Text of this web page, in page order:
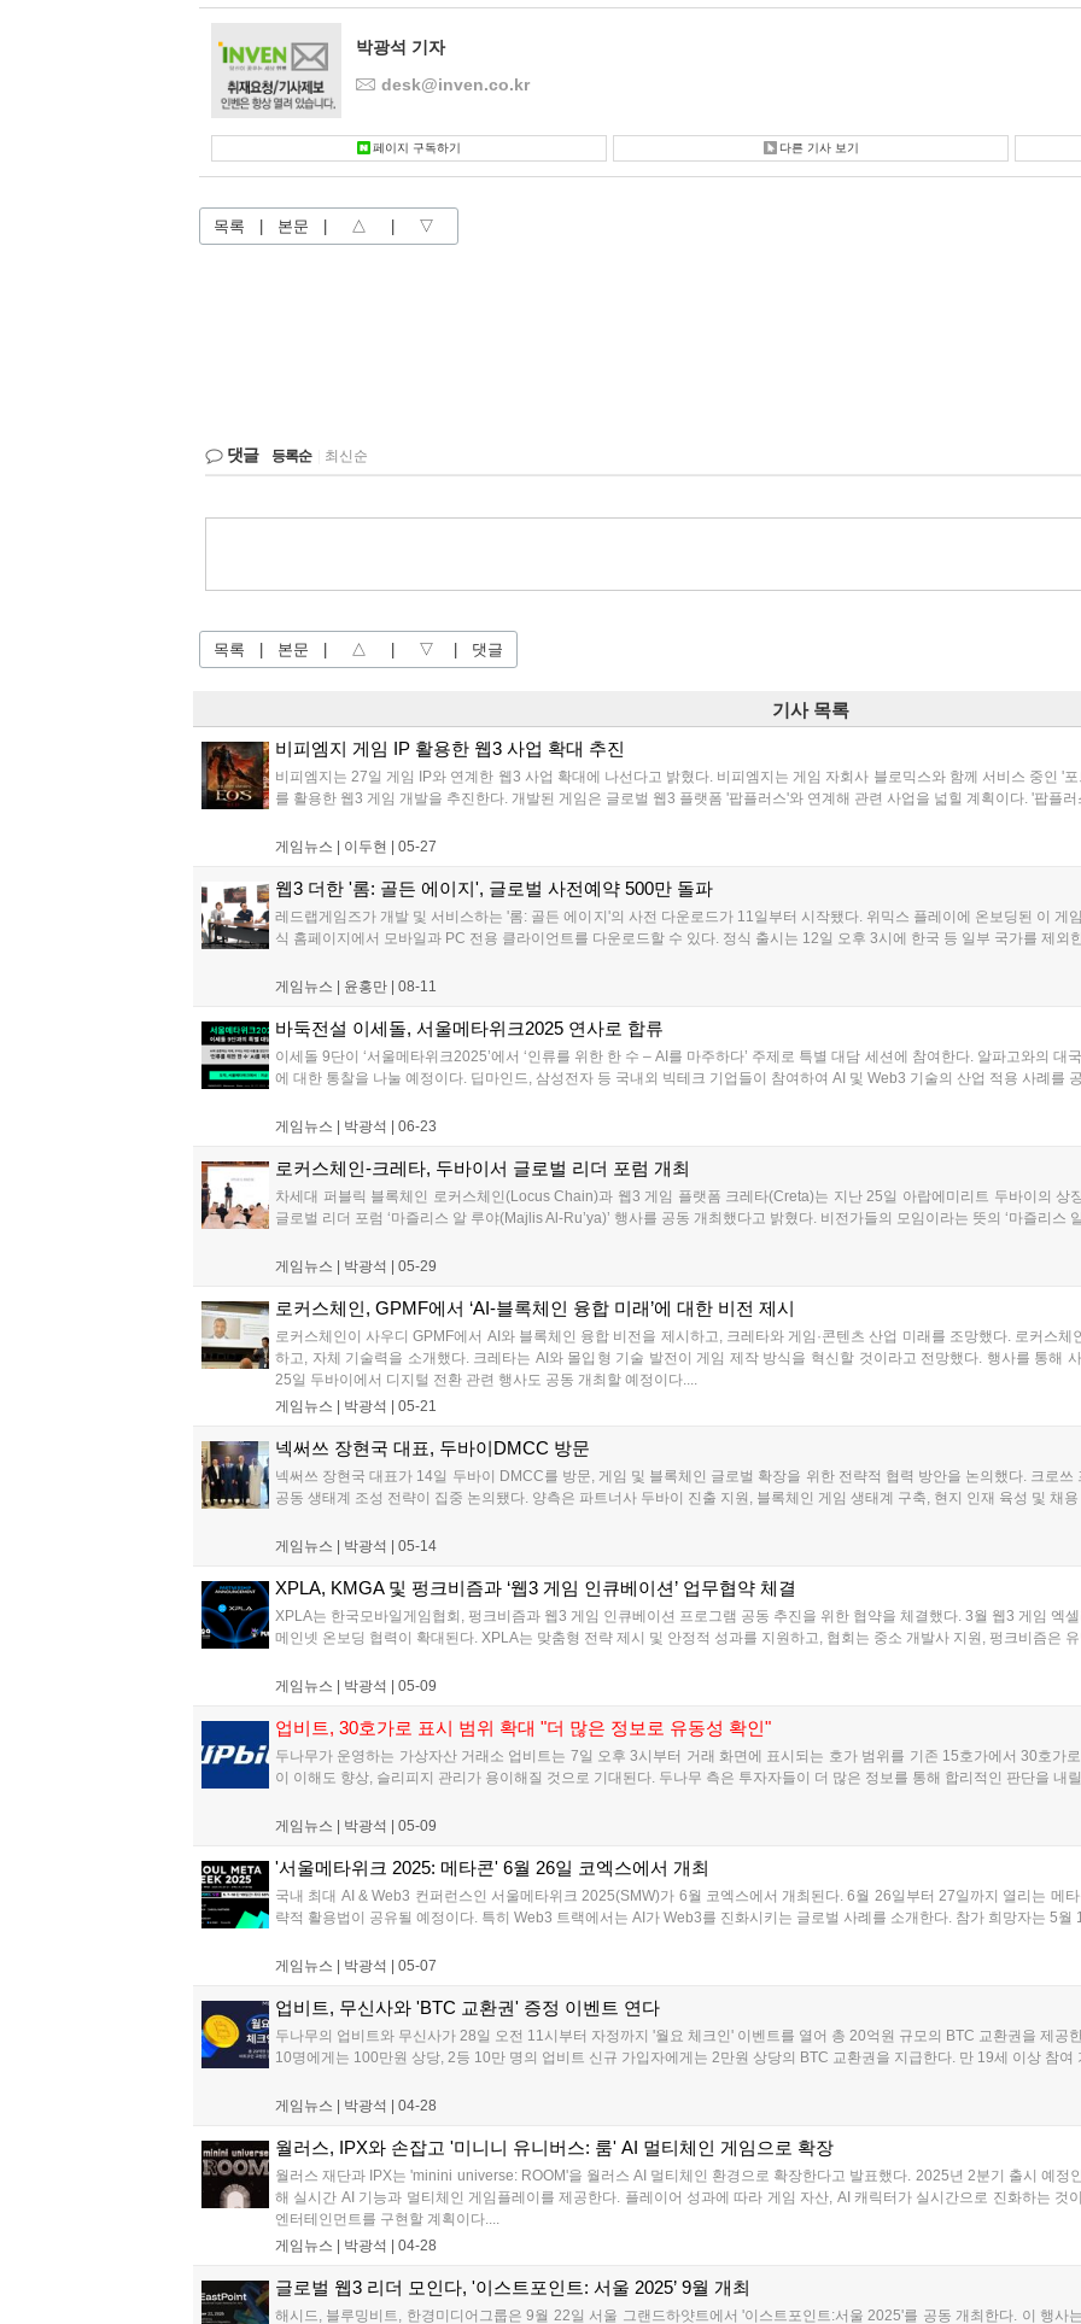
박광석 기자
desk@inven.co.kr
페이지 구독하기 다른 기사 보기
목록 본문 △ ▽
댓글 등록순 최신순
목록 본문 △ ▽ 댓글
기사 목록
비피엠지 게임 IP 활용한 웹3 사업 확대 추진
비피엠지는 27일 게임 IP와 연계한 웹3 사업 확대에 나선다고 밝혔다. 비피엠지는 게임 자회사 블로믹스와 함께 서비스 중인 '
를 활용한 웹3 게임 개발을 추진한다. 개발된 게임은 글로벌 웹3 플랫폼 '팝플러스'와 연계해 관련 사업을 넓힐 계획이다. '팝플
게임뉴스 | 이두현 05-27
웹3 더한 '롬: 골든 에이지', 글로벌 사전예약 500만 돌파
레드랩게임즈가 개발 및 서비스하는 '롬: 골든 에이지'의 사전 다운로드가 11일부터 시작됐다. 위믹스 플레이에 온보딩된 이 게
식 홈페이지에서 모바일과 PC 전용 클라이언트를 다운로드할 수 있다. 정식 출시는 12일 오후 3시에 한국 등 일부 국가를 제외
게임뉴스 | 윤홍만 08-11
바둑전설 이세돌, 서울메타위크2025 연사로 합류
이세돌 9단이 ‘서울메타위크2025’에서 ‘인류를 위한 한 수 – AI를 마주하다’ 주제로 특별 대담 세션에 참여한다. 알파고와의 대
에 대한 통찰을 나눌 예정이다. 딥마인드, 삼성전자 등 국내외 빅테크 기업들이 참여하여 AI 및 Web3 기술의 산업 적용 사례를
게임뉴스 | 박광석 06-23
로커스체인-크레타, 두바이서 글로벌 리더 포럼 개최
차세대 퍼블릭 블록체인 로커스체인(Locus Chain)과 웹3 게임 플랫폼 크레타(Creta)는 지난 25일 아랍에미리트 두바이의 상
글로벌 리더 포럼 ‘마즐리스 알 루야(Majlis Al-Ru’ya)’ 행사를 공동 개최했다고 밝혔다. 비전가들의 모임이라는 뜻의 ‘마즐리스
게임뉴스 | 박광석 05-29
로커스체인, GPMF에서 ‘AI-블록체인 융합 미래’에 대한 비전 제시
로커스체인이 사우디 GPMF에서 AI와 블록체인 융합 비전을 제시하고, 크레타와 게임·콘텐츠 산업 미래를 조망했다. 로커스
하고, 자체 기술력을 소개했다. 크레타는 AI와 몰입형 기술 발전이 게임 제작 방식을 혁신할 것이라고 전망했다. 행사를 통해
25일 두바이에서 디지털 전환 관련 행사도 공동 개최할 예정이다....
게임뉴스 | 박광석 05-21
넥써쓰 장현국 대표, 두바이DMCC 방문
넥써쓰 장현국 대표가 14일 두바이 DMCC를 방문, 게임 및 블록체인 글로벌 확장을 위한 전략적 협력 방안을 논의했다. 크로
공동 생태계 조성 전략이 집중 논의됐다. 양측은 파트너사 두바이 진출 지원, 블록체인 게임 생태계 구축, 현지 인재 육성 및 채
게임뉴스 | 박광석 05-14
XPLA, KMGA 및 펑크비즘과 ‘웹3 게임 인큐베이션’ 업무협약 체결
XPLA는 한국모바일게임협회, 펑크비즘과 웹3 게임 인큐베이션 프로그램 공동 추진을 위한 협약을 체결했다. 3월 웹3 게임 엑
메인넷 온보딩 협력이 확대된다. XPLA는 맞춤형 전략 제시 및 안정적 성과를 지원하고, 협회는 중소 개발사 지원, 펑크비즘은
게임뉴스 | 박광석 05-09
업비트, 30호가로 표시 범위 확대 "더 많은 정보로 유동성 확인"
두나무가 운영하는 가상자산 거래소 업비트는 7일 오후 3시부터 거래 화면에 표시되는 호가 범위를 기존 15호가에서 30호가
이 이해도 향상, 슬리피지 관리가 용이해질 것으로 기대된다. 두나무 측은 투자자들이 더 많은 정보를 통해 합리적인 판단을 내
게임뉴스 | 박광석 05-09
'서울메타위크 2025: 메타콘' 6월 26일 코엑스에서 개최
국내 최대 AI & Web3 컨퍼런스인 서울메타위크 2025(SMW)가 6월 코엑스에서 개최된다. 6월 26일부터 27일까지 열리는 메
략적 활용법이 공유될 예정이다. 특히 Web3 트랙에서는 AI가 Web3를 진화시키는 글로벌 사례를 소개한다. 참가 희망자는 5
게임뉴스 | 박광석 05-07
업비트, 무신사와 'BTC 교환권' 증정 이벤트 연다
두나무의 업비트와 무신사가 28일 오전 11시부터 자정까지 '월요 체크인' 이벤트를 열어 총 20억원 규모의 BTC 교환권을 제공
10명에게는 100만원 상당, 2등 10만 명의 업비트 신규 가입자에게는 2만원 상당의 BTC 교환권을 지급한다. 만 19세 이상 참여
게임뉴스 | 박광석 04-28
월러스, IPX와 손잡고 '미니니 유니버스: 룸' AI 멀티체인 게임으로 확장
월러스 재단과 IPX는 'minini universe: ROOM'을 월러스 AI 멀티체인 환경으로 확장한다고 발표했다. 2025년 2분기 출시 예정
해 실시간 AI 기능과 멀티체인 게임플레이를 제공한다. 플레이어 성과에 따라 게임 자산, AI 캐릭터가 실시간으로 진화하는 것
엔터테인먼트를 구현할 계획이다....
게임뉴스 | 박광석 04-28
글로벌 웹3 리더 모인다, '이스트포인트: 서울 2025’ 9월 개최
해시드, 블루밍비트, 한경미디어그룹은 9월 22일 서울 그랜드하얏트에서 '이스트포인트:서울 2025'를 공동 개최한다. 이 행사